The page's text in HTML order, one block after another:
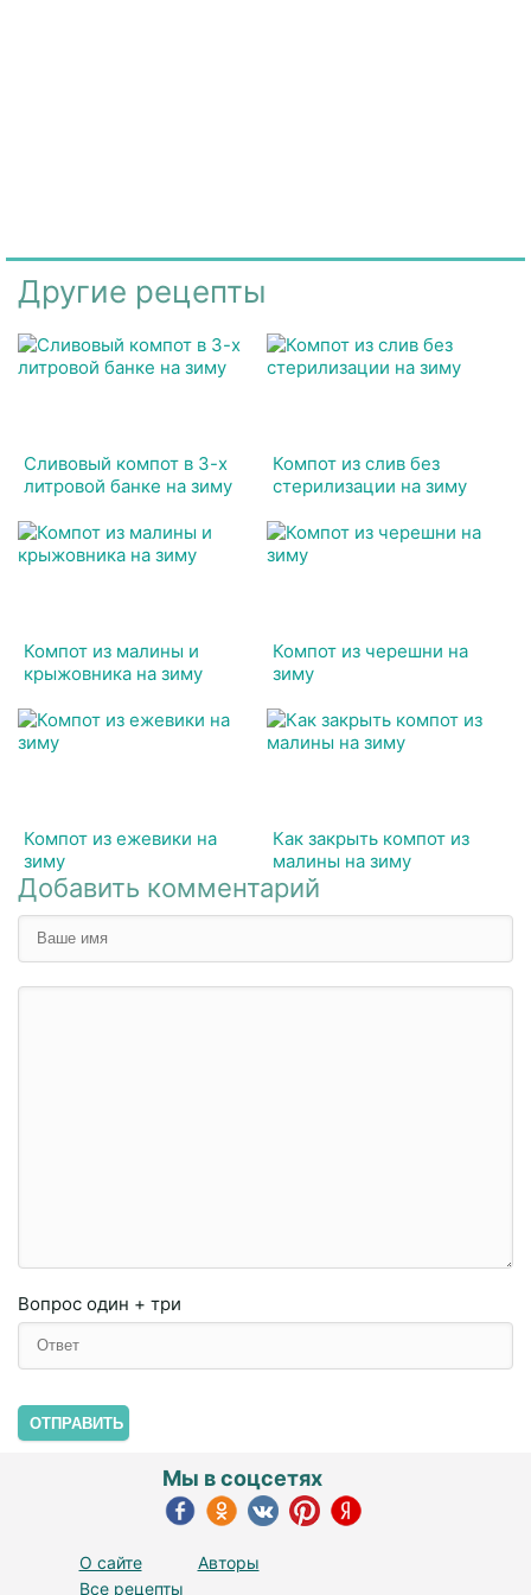
Другие рецепты
Сливовый компот в 3-х
литровой банке на зиму
Компот из слив без
стерилизации на зиму
Компот из малины и
крыжовника на зиму
Компот из черешни на
зиму
Компот из ежевики на
зиму
Как закрыть компот из
малины на зиму
Добавить комментарий
Вопрос один + три
ОТПРАВИТЬ
О сайте
Авторы
Все рецепты
Мы в соцсетях